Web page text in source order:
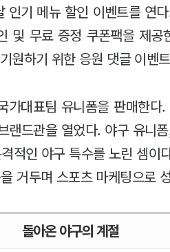
인기 메뉴 할인 이벤트를 연
및 무료 증정 쿠폰팩을 제
원하기 위한 응원 댓글 이벤
가대표팀 유니폼을 판매한
랜드관을 열었다. 야구 유니
적인 야구 특수를 노린 셈이
거두며 스포츠 마케팅으로
돌아온 야구의 계절